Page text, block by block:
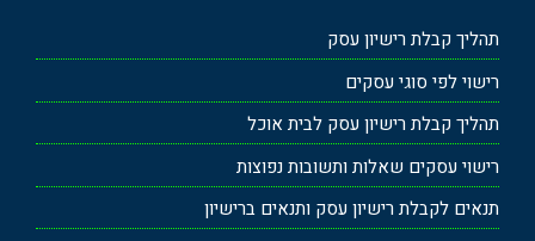
תהליך קבלת רישיון עסק
רישוי לפי סוגי עסקים
תהליך קבלת רישיון עסק לבית אוכל
רישוי עסקים שאלות ותשובות נפוצות
תנאים לקבלת רישיון עסק ותנאים ברישיון